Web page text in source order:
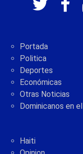
Portada
Politica
Deportes
Económicas
Otras Noticias
Dominicanos en
Haiti